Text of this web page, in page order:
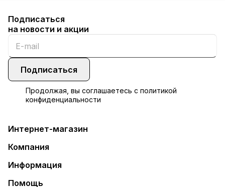
Подписаться
на новости и акции
Подписаться
Продолжая, вы соглашаетесь с политикой
конфиденциальности
Интернет-магазин
Компания
Информация
Помощь